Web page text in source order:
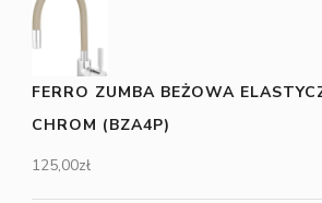
FERRO ZUMBA BEŻOWA
CHROM (BZA4P)
125,00zł